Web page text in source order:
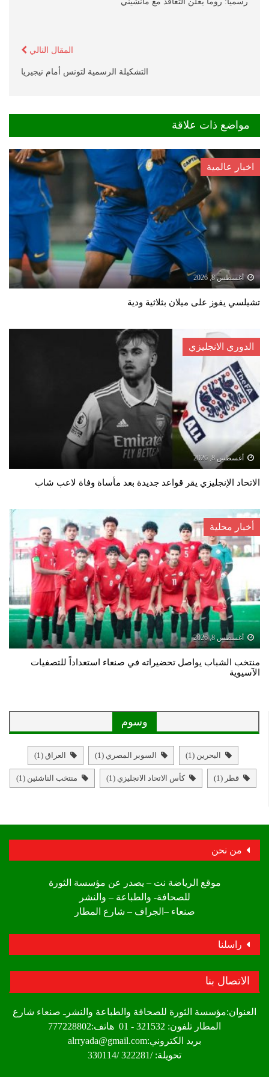
المقال التالي
التشكيلة الرسمية لتونس أمام نيجيريا
مواضع ذات علاقة
اخبار عالمية
أغسطس 8, 2026
تشيلسي يفوز على ميلان بثلاثية ودية
الدوري الانجليزي
أغسطس 8, 2026
الاتحاد الإنجليزي يقر قواعد جديدة بعد مأساة وفاة لاعب شاب
أخبار محلية
أغسطس 8, 2026
منتخب الشباب يواصل تحضيراته في صنعاء استعداداً للتصفيات
الآسيوية
وسوم
البحرين (1) السوبر المصري (1) العراق (1)
قطر (1) كأس الاتحاد الانجليزي (1) منتخب الناشئين (1)
من نحن
موقع الرياضة نت – يصدر عن مؤسسة الثورة
للصحافة- والطباعة – والنشر
صنعاء –الجراف – شارع المطار
راسلنا
الاتصال بنا
العنوان:مؤسسة الثورة للصحافة والطباعة والنشرـ صنعاء شارع
المطار تلفون: 321532 - 01 هاتف:777228802
بريد الكتروني:alrryada@gmail.com
تحويلة: /322281 /330114